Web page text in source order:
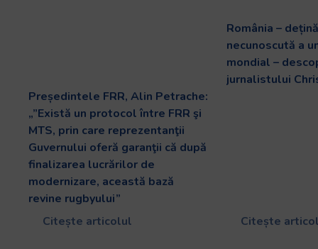
Președintele FRR, Alin Petrache:
„”Există un protocol între FRR şi
MTS, prin care reprezentanţii
Guvernului oferă garanţii că după
finalizarea lucrărilor de
modernizare, această bază
revine rugbyului”
Citește articolul
România –
necunoscută a
mondial –
jurnalistului
Citește